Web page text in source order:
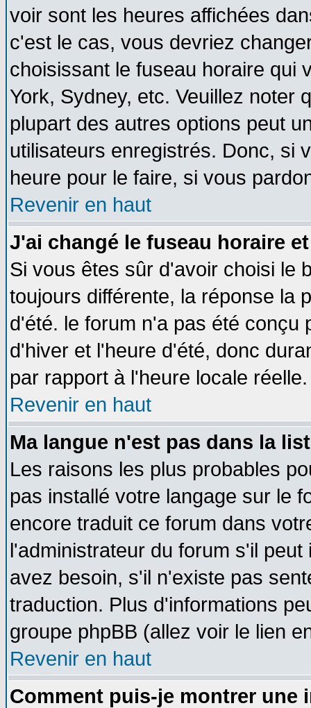
voir sont les heures affichées
c'est le cas, vous devriez
choisissant le fuseau horaire qui
York, Sydney, etc. Veuillez noter
plupart des autres options peut
utilisateurs enregistrés. Donc, si
heure pour le faire, si vous
Revenir en haut
J'ai changé le fuseau horaire
Si vous êtes sûr d'avoir choisi le
toujours différente, la réponse la
d'été. le forum n'a pas été conçu
d'hiver et l'heure d'été, donc
par rapport à l'heure locale réelle.
Revenir en haut
Ma langue n'est pas dans la
Les raisons les plus probables
pas installé votre langage sur le
encore traduit ce forum dans
l'administrateur du forum s'il
avez besoin, s'il n'existe pas
traduction. Plus d'informations
groupe phpBB (allez voir le lien
Revenir en haut
Comment puis-je montrer une